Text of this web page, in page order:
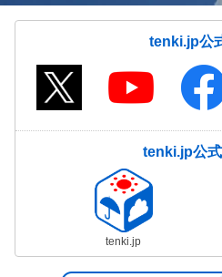
tenki.jp公
tenki.jp公
tenki.jp